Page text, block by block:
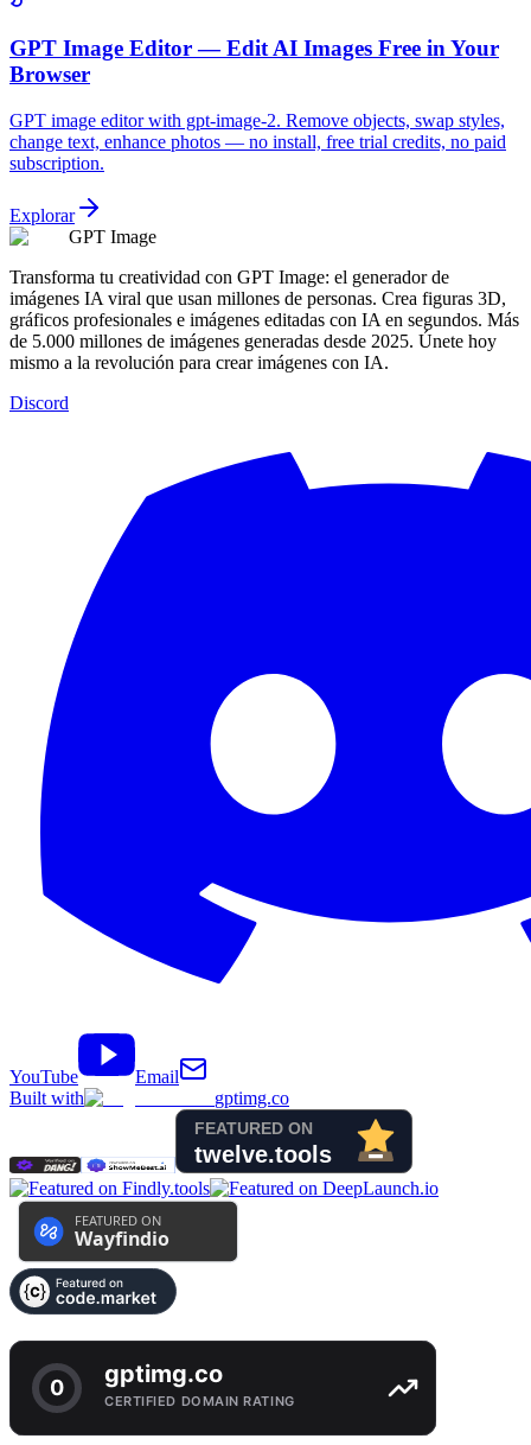
GPT Image Editor — Edit AI Images Free in Your
Browser
GPT image editor with gpt-image-2. Remove objects, swap styles,
change text, enhance photos — no install, free trial credits, no paid
subscription.
Explorar
GPT Image
Transforma tu creatividad con GPT Image: el generador de
imágenes IA viral que usan millones de personas. Crea figuras 3D,
gráficos profesionales e imágenes editadas con IA en segundos. Más
de 5.000 millones de imágenes generadas desde 2025. Únete hoy
mismo a la revolución para crear imágenes con IA.
Discord
YouTube
Email
Built with
gptimg.co